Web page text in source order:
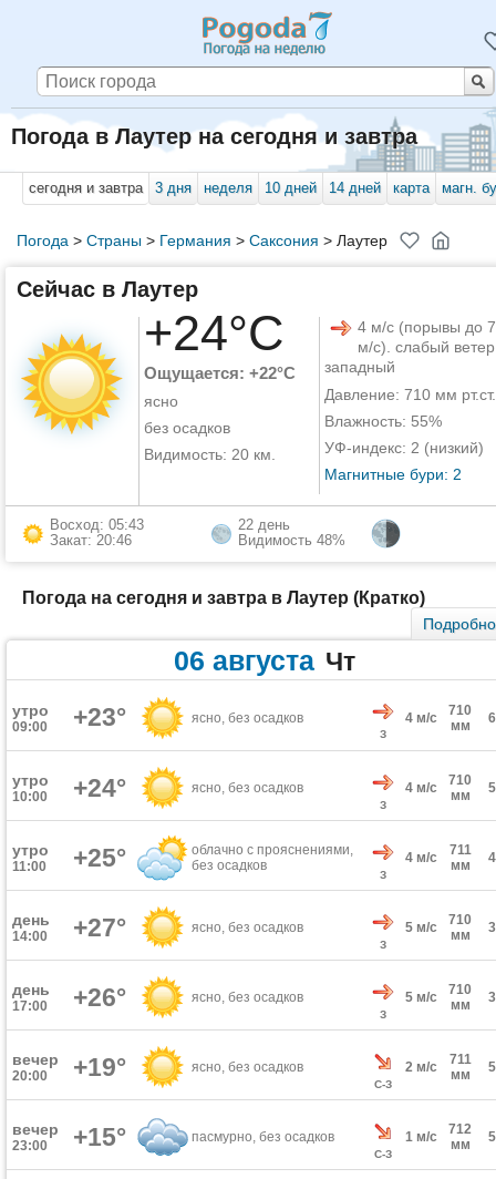
Погода в Лаутер на сегодня и завтра
сегодня и завтра 3 дня неделя 10 дней 14 дней карта магн.
Погода > Страны> Германия > Саксония > Лаутер
Сейчас в Лаутер
+24°C
Ощущается: +22°C
ясно
без осадков
Видимость: 20 км.
4 м/с (порывы до 7
м/с). слабый
западный
Давление: 710 мм рт.ст.
Влажность: 55%
УФ-индекс: 2 (низкий)
Магнитные бури: 2
Восход: 05:43
Закат: 20:46
22 день
Видимость 48%
Погода на сегодня и завтра в Лаутер (Кратко)
Подробно
06 августа Чт
утро
09:00 +23° ясно, без осадков
З
4 м/с
710
мм
утро
10:00 +24° ясно, без осадков
З
4 м/с
710
мм
утро
11:00 +25°
облачно с прояснениями,
без осадков
З
4 м/с
711
мм
день
14:00 +27° ясно, без осадков
З
5 м/с
710
мм
день
17:00 +26° ясно, без осадков
З
5 м/с
710
мм
вечер
20:00 +19° ясно, без осадков
С-З
2 м/с
711
мм
вечер
23:00 +15° пасмурно, без осадков
С-З
1 м/с
712
мм